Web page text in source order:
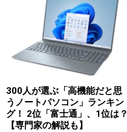
300人が選ぶ「高機能だと思
うノートパソコン」ランキン
グ！ 2位「富士通」、1位は？
【専門家の解説も】